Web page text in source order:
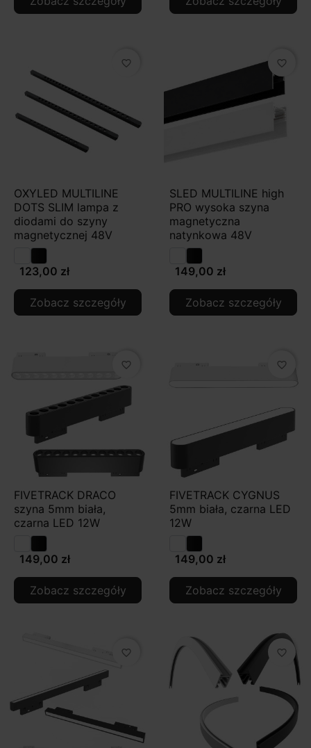
favorite_border
OXYLED MULTILINE
DOTS SLIM lampa z
diodami do szyny
magnetycznej 48V
123,00 zł
Zobacz szczegóły
favorite_border
SLED MULTILINE high
PRO wysoka szyna
magnetyczna
natynkowa 48V
149,00 zł
Zobacz szczegóły
favorite_border
FIVETRACK DRACO
szyna 5mm biała,
czarna LED 12W
149,00 zł
Zobacz szczegóły
favorite_border
FIVETRACK CYGNUS
5mm biała, czarna LED
12W
149,00 zł
Zobacz szczegóły
favorite_border favorite_border